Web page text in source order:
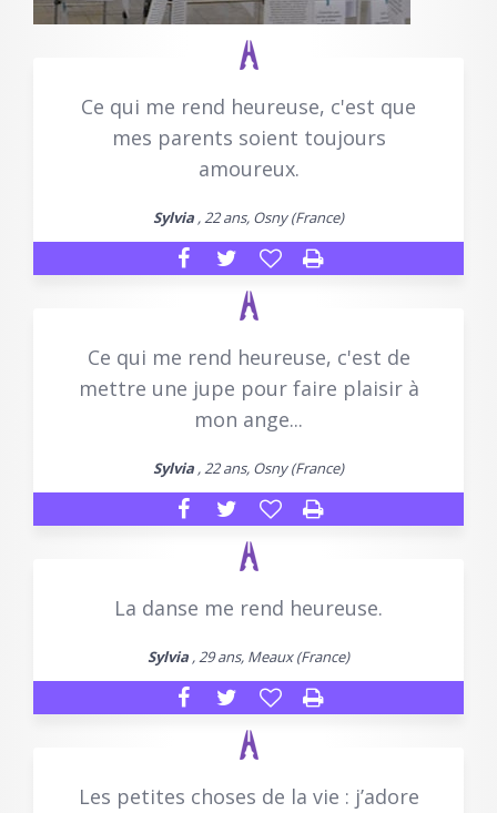
Ce qui me rend heureuse, c'est que
mes parents soient toujours
amoureux.
Sylvia , 22 ans, Osny (France)
Ce qui me rend heureuse, c'est de
mettre une jupe pour faire plaisir à
mon ange...
Sylvia , 22 ans, Osny (France)
La danse me rend heureuse.
Sylvia , 29 ans, Meaux (France)
Les petites choses de la vie : j’adore